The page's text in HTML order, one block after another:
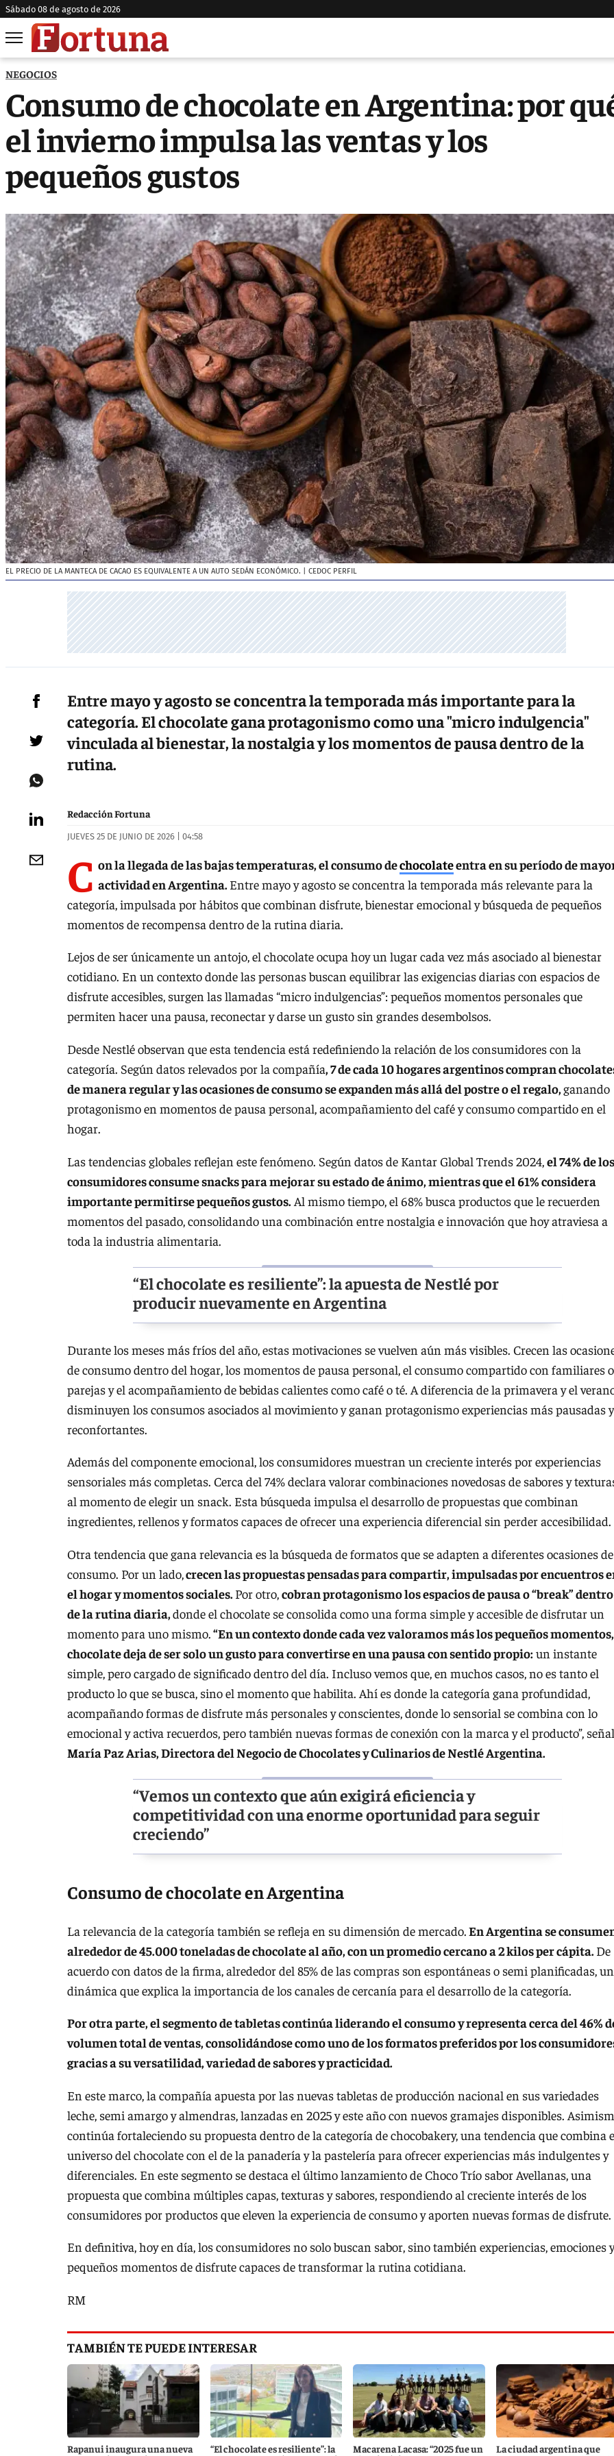
sábado 08 de agosto de 2026
NEGOCIOS
Consumo de chocolate en Argentina: por
el invierno impulsa las ventas y los
pequeños gustos
EL PRECIO DE LA MANTECA DE CACAO ES EQUIVALENTE A UN AUTO SEDÁN ECONÓMICO. | CEDOC PERFIL
Entre mayo y agosto se concentra la temporada más importante para la
categoría. El chocolate gana protagonismo como una "micro indulgencia"
vinculada al bienestar, la nostalgia y los momentos de pausa dentro de la
rutina.
Redacción Fortuna
JUEVES 25 DE JUNIO DE 2026 | 04:58
C on la llegada de las bajas temperaturas, el consumo dechocolateentra en su período de
actividad en Argentina.Entre mayo y agosto se concentra la temporada más relevante para la
categoría, impulsada por hábitos que combinan disfrute, bienestar emocional y búsqueda de pequeños
momentos de recompensa dentro de la rutina diaria.
Lejos de ser únicamente un antojo, el chocolate ocupa hoy un lugar cada vez más asociado al bienestar
cotidiano. En un contexto donde las personas buscan equilibrar las exigencias diarias con espacios de
disfrute accesibles, surgen las llamadas “micro indulgencias”: pequeños momentos personales que
permiten hacer una pausa, reconectar y darse un gusto sin grandes desembolsos.
Desde Nestlé observan que esta tendencia está redefiniendo la relación de los consumidores con la
categoría. Según datos relevados por la compañía, 7 de cada 10 hogares argentinos compran
de manera regular y las ocasiones de consumo se expanden más allá del postre o el regalo,ganando
protagonismo en momentos de pausa personal, acompañamiento del café y consumo compartido en el
hogar.
Las tendencias globales reflejan este fenómeno. Según datos de Kantar Global Trends 2024, el 74% de los
consumidores consume snacks para mejorar su estado de ánimo, mientras que el 61% considera
importante permitirse pequeños gustos. Al mismo tiempo, el 68% busca productos que le recuerden
momentos del pasado, consolidando una combinación entre nostalgia e innovación que hoy atraviesa a
toda la industria alimentaria.
“El chocolate es resiliente”: la apuesta de Nestlé por
producir nuevamente en Argentina
Durante los meses más fríos del año, estas motivaciones se vuelven aún más visibles. Crecen las
de consumo dentro del hogar, los momentos de pausa personal, el consumo compartido con familiares o
parejas y el acompañamiento de bebidas calientes como café o té. A diferencia de la primavera y el
disminuyen los consumos asociados al movimiento y ganan protagonismo experiencias más pausadas y
reconfortantes.
Además del componente emocional, los consumidores muestran un creciente interés por experiencias
sensoriales más completas. Cerca del 74% declara valorar combinaciones novedosas de sabores y
al momento de elegir un snack. Esta búsqueda impulsa el desarrollo de propuestas que combinan
ingredientes, rellenos y formatos capaces de ofrecer una experiencia diferencial sin perder accesibilidad.
Otra tendencia que gana relevancia es la búsqueda de formatos que se adapten a diferentes ocasiones de
consumo. Por un lado,crecen las propuestas pensadas para compartir, impulsadas por encuentros
el hogar y momentos sociales.Por otro,cobran protagonismo los espacios de pausa o “break” dentro
de la rutina diaria,donde el chocolate se consolida como una forma simple y accesible de disfrutar un
momento para uno mismo.“En un contexto donde cada vez valoramos más los pequeños
chocolate deja de ser solo un gusto para convertirse en una pausa con sentido propio:un instante
simple, pero cargado de significado dentro del día. Incluso vemos que, en muchos casos, no es tanto el
producto lo que se busca, sino el momento que habilita. Ahí es donde la categoría gana profundidad,
acompañando formas de disfrute más personales y conscientes, donde lo sensorial se combina con lo
emocional y activa recuerdos, pero también nuevas formas de conexión con la marca y el producto”,
María Paz Arias, Directora del Negocio de Chocolates y Culinarios de Nestlé Argentina.
“Vemos un contexto que aún exigirá eficiencia y
competitividad con una enorme oportunidad para seguir
creciendo”
Consumo de chocolate en Argentina
La relevancia de la categoría también se refleja en su dimensión de mercado.En Argentina se
alrededor de 45.000 toneladas de chocolate al año, con un promedio cercano a 2 kilos per cápita.De
acuerdo con datos de la firma, alrededor del 85% de las compras son espontáneas o semi planificadas,
dinámica que explica la importancia de los canales de cercanía para el desarrollo de la categoría.
Por otra parte, el segmento de tabletas continúa liderando el consumo y representa cerca del 46%
volumen total de ventas, consolidándose como uno de los formatos preferidos por los
gracias a su versatilidad, variedad de sabores y practicidad.
En este marco, la compañía apuesta por las nuevas tabletas de producción nacional en sus variedades
leche, semi amargo y almendras, lanzadas en 2025 y este año con nuevos gramajes disponibles.
continúa fortaleciendo su propuesta dentro de la categoría de chocobakery, una tendencia que combina
universo del chocolate con el de la panadería y la pastelería para ofrecer experiencias más indulgentes y
diferenciales. En este segmento se destaca el último lanzamiento de Choco Trío sabor Avellanas, una
propuesta que combina múltiples capas, texturas y sabores, respondiendo al creciente interés de los
consumidores por productos que eleven la experiencia de consumo y aporten nuevas formas de disfrute.
En definitiva, hoy en día, los consumidores no solo buscan sabor, sino también experiencias, emociones y
pequeños momentos de disfrute capaces de transformar la rutina cotidiana.
RM
TAMBIÉN TE PUEDE INTERESAR
Rapanui inaugura una nueva
“El chocolate es resiliente”: la
Macarena Lacasa: “2025 fue un
La ciudad argentina que